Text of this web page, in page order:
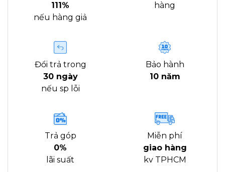
111%
nếu hàng giả
hàng
Đổi trả trong
30 ngày
nếu sp lỗi
Bảo hành
10 năm
Trả góp
0%
lãi suất
Miễn phí
giao hàng
kv TPHCM